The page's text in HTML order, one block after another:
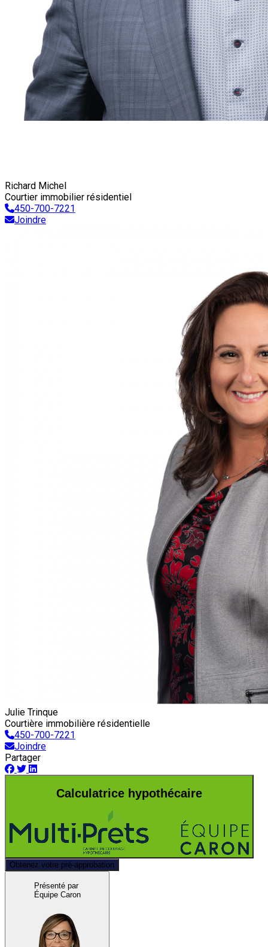
Richard Michel
Courtier immobilier résidentiel
450-700-7221
Joindre
Julie Trinque
Courtière immobilière résidentielle
450-700-7221
Joindre
Partager
Calculatrice hypothécaire
Obtenez votre pré-approbation
Présenté par
Équipe Caron